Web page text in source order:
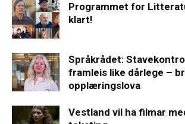
Programmet for
klart!
Språkrådet:
framleis like dårlege –
opplæringslova
Vestland vil ha filmar